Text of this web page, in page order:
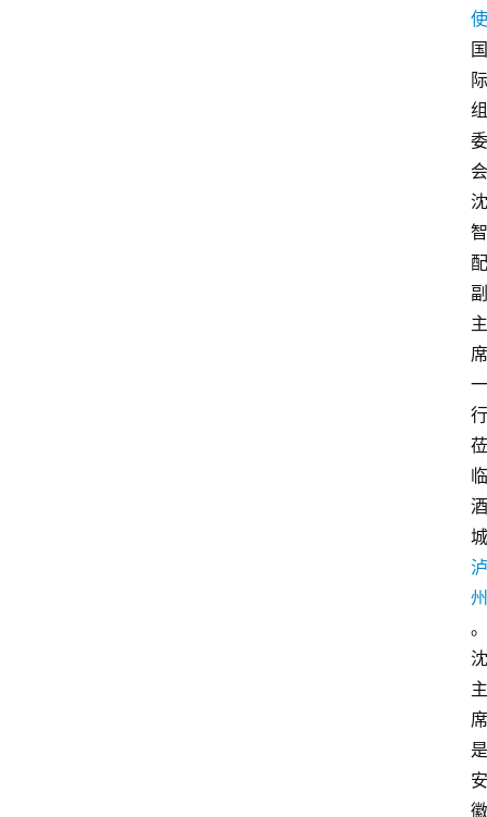
使
国
际
组
委
会
沈
智
配
副
主
席
一
行
莅
临
酒
城
泸
州
。
沈
主
席
是
安
徽